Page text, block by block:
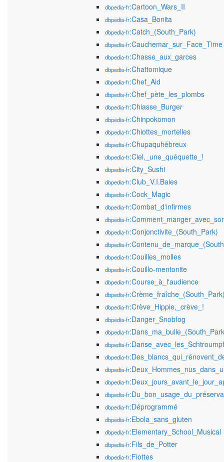
dbpedia-fr:Cartoon_Wars_II
dbpedia-fr:Casa_Bonita
dbpedia-fr:Catch_(South_Park)
dbpedia-fr:Cauchemar_sur_Face_Time
dbpedia-fr:Chasse_aux_garces
dbpedia-fr:Chattomique
dbpedia-fr:Chef_Aid
dbpedia-fr:Chef_pète_les_plombs
dbpedia-fr:Chiasse_Burger
dbpedia-fr:Chinpokomon
dbpedia-fr:Chiottes_mortelles
dbpedia-fr:Chupaquhébreux
dbpedia-fr:Ciel,_une_quéquette_!
dbpedia-fr:City_Sushi
dbpedia-fr:Club_V.I.Baies
dbpedia-fr:Cock_Magic
dbpedia-fr:Combat_d'infirmes
dbpedia-fr
dbpedia-fr:Conjonctivite_(South_Park)
dbpedia-fr
dbpedia-fr:Couilles_molles
dbpedia-fr:Couillo-mentonite
dbpedia-fr:Course_à_l'audience
dbpedia-fr
dbpedia-fr:Crève_Hippie,_crève_!
dbpedia-fr:Danger_Snobfog
dbpedia-fr
dbpedia-fr
dbpedia-fr
dbpedia-fr
dbpedia-fr
dbpedia-fr
dbpedia-fr:Déprogrammé
dbpedia-fr:Ebola_sans_gluten
dbpedia-fr:Elementary_School_Musical
dbpedia-fr:Fils_de_Potter
dbpedia-fr:Fiottes